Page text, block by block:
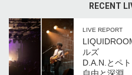
RECENT
LIVE REPORT
ルズ
D.A.N.とペ